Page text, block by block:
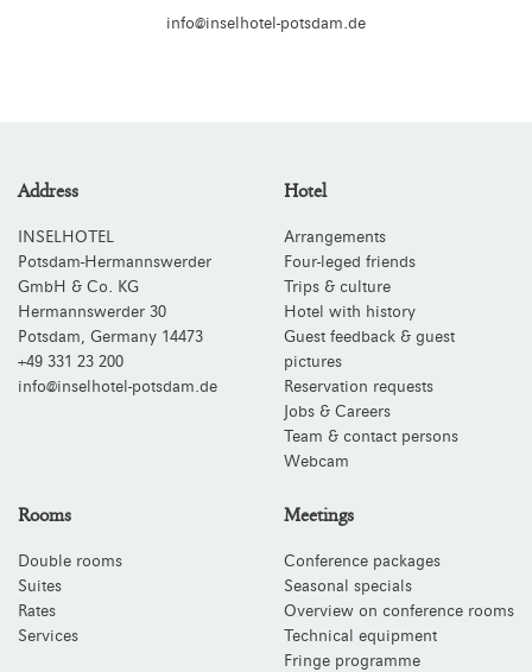
info@inselhotel-potsdam.de
Address
INSELHOTEL
Potsdam-Hermannswerder
GmbH & Co. KG
Hermannswerder 30
Potsdam, Germany 14473
+49 331 23 200
info@inselhotel-potsdam.de
Hotel
Arrangements
Four-leged friends
Trips & culture
Hotel with history
Guest feedback & guest
pictures
Reservation requests
Jobs & Careers
Team & contact persons
Webcam
Rooms
Double rooms
Suites
Rates
Services
Meetings
Conference packages
Seasonal specials
Overview on conference rooms
Technical equipment
Fringe programme